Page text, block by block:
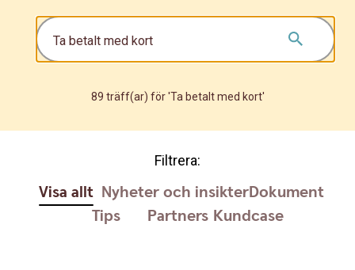
89 träff(ar) för 'Ta betalt med kort'
Filtrera:
Visa allt Nyheter och insikterDokument
Tips
Partners Kundcase